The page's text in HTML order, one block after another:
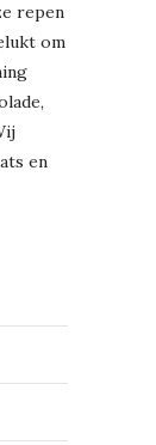
repen
om
en